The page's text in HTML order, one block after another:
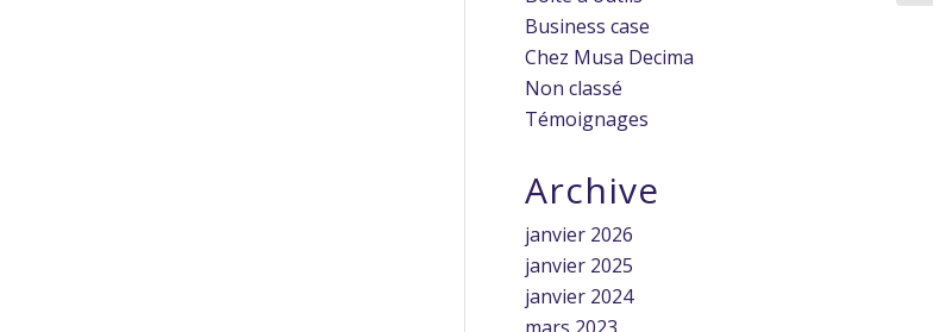
Business case
Chez Musa Decima
Non classé
Témoignages
Archive
janvier 2026
janvier 2025
janvier 2024